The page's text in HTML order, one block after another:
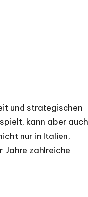
und strategischen
kann aber auch
nur in Italien,
Jahre zahlreiche